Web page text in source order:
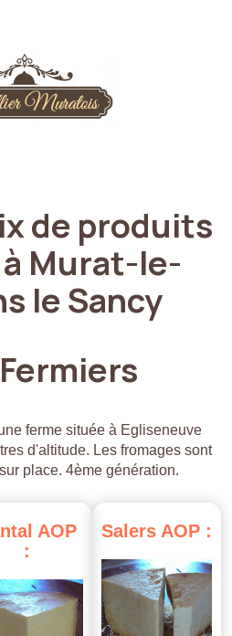
de produits
à Murat-le-
leSancy
Fermiers
ferme située à Egliseneuve
d'altitude. Les fromages sont
place. 4ème génération.
AOP
:
Salers AOP :